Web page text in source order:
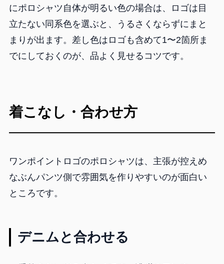
にポロシャツ自体が明るい色の場合は、ロゴは目
立たない同系色を選ぶと、うるさくならずにまと
まりが出ます。差し色はロゴも含めて1〜2箇所ま
でにしておくのが、品よく見せるコツです。
着こなし・合わせ方
ワンポイントロゴのポロシャツは、主張が控えめ
なぶんパンツ側で雰囲気を作りやすいのが面白い
ところです。
デニムと合わせる